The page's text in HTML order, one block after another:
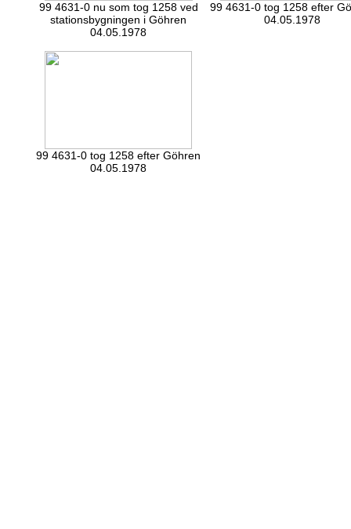
99 4631-0 nu som tog 1258 ved
stationsbygningen i Göhren
04.05.1978
99 4631-0 tog 1258 efter
04.05.1978
99 4631-0 tog 1258 efter Göhren
04.05.1978